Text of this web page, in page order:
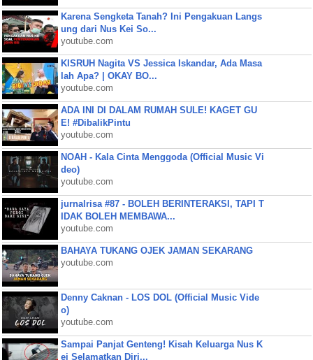
Karena Sengketa Tanah? Ini Pengakuan Langs
ung dari Nus Kei So...
youtube.com
KISRUH Nagita VS Jessica Iskandar, Ada Masa
lah Apa? | OKAY BO...
youtube.com
ADA INI DI DALAM RUMAH SULE! KAGET GU
E! #DibalikPintu
youtube.com
NOAH - Kala Cinta Menggoda (Official Music Vi
deo)
youtube.com
jurnalrisa #87 - BOLEH BERINTERAKSI, TAPI T
IDAK BOLEH MEMBAWA...
youtube.com
BAHAYA TUKANG OJEK JAMAN SEKARANG
youtube.com
Denny Caknan - LOS DOL (Official Music Vide
o)
youtube.com
Sampai Panjat Genteng! Kisah Keluarga Nus K
ei Selamatkan Diri...